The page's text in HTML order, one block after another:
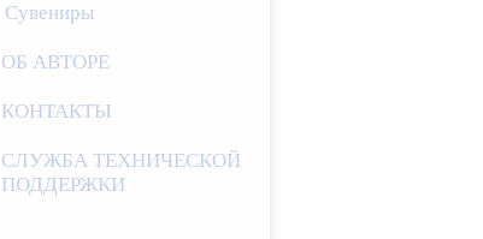
Сувениры
ОБ АВТОРЕ
КОНТАКТЫ
СЛУЖБА ТЕХНИЧЕСКОЙ
ПОДДЕРЖКИ